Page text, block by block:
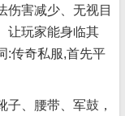
伤害减少、无视目
让玩家能身临其
:传奇私服,首先平
、腰带、军鼓，